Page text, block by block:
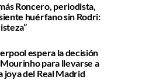
Roncero, periodista,
huérfano sin Rodri:
espera la decisión
para llevarse a
joya del Real Madrid